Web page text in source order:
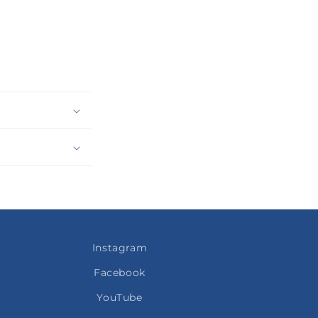
Instagram
Facebook
YouTube